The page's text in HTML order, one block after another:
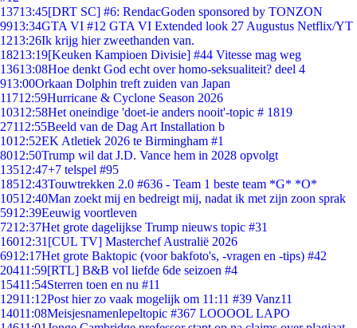
13713:45[DRT SC] #6: RendacGoden sponsored by TONZON
9913:34GTA VI #12 GTA VI Extended look 27 Augustus Netflix/YT
1213:26Ik krijg hier zweethanden van.
18213:19[Keuken Kampioen Divisie] #44 Vitesse mag weg
13613:08Hoe denkt God echt over homo-seksualiteit? deel 4
913:00Orkaan Dolphin treft zuiden van Japan
11712:59Hurricane & Cyclone Season 2026
10312:58Het oneindige 'doet-ie anders nooit'-topic # 1819
27112:55Beeld van de Dag Art Installation b
1012:52EK Atletiek 2026 te Birmingham #1
8012:50Trump wil dat J.D. Vance hem in 2028 opvolgt
13512:47+7 telspel #95
18512:43Touwtrekken 2.0 #636 - Team 1 beste team *G* *O*
10512:40Man zoekt mij en bedreigt mij, nadat ik met zijn zoon sprak
5912:39Eeuwig voortleven
7212:37Het grote dagelijkse Trump nieuws topic #31
16012:31 [CUL TV] Masterchef Australië 2026
6912:17Het grote Baktopic (voor bakfoto's, -vragen en -tips) #42
20411:59[RTL] B&B vol liefde 6de seizoen #4
15411:54Sterren toen en nu #11
12911:12Post hier zo vaak mogelijk om 11:11 #39 Vanz11
14011:08Meisjesnamenlepeltopic #367 LOOOOL LAPO